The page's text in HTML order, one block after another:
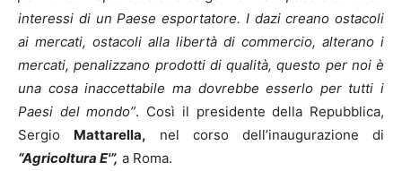
interessi di un Paese esportatore. I dazi creano ostacoli
ai mercati, ostacoli alla libertà di commercio, alterano i
mercati, penalizzano prodotti di qualità, questo per noi è
una cosa inaccettabile ma dovrebbe esserlo per tutti i
Paesi del mondo”. Così il presidente della Repubblica,
Sergio Mattarella, nel corso dell’inaugurazione di
“Agricoltura E'”, a Roma.